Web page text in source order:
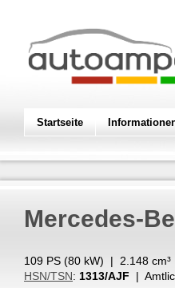
Startseite
Mercedes-
109 PS (80 kW) | 2.148 cm³
HSN/TSN: 1313/AJF |